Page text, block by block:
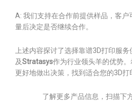
A: 我们支持在合作前提供样品，客户
量后决定是否继续合作。
上述内容探讨了选择靠谱3D打印服
及Stratasys作为行业领头羊的优势
更好地做出决策，找到适合您的3D打
了解更多产品信息，扫描下